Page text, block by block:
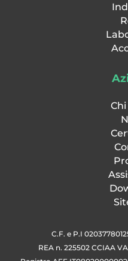
C.F. e P.I
REA n. 225502 CCIAA